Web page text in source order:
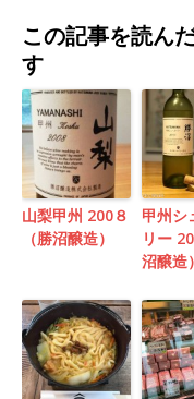
この記事を読ん
す
山梨甲州 200８
（勝沼醸造）
甲州シ
リー
沼醸造）